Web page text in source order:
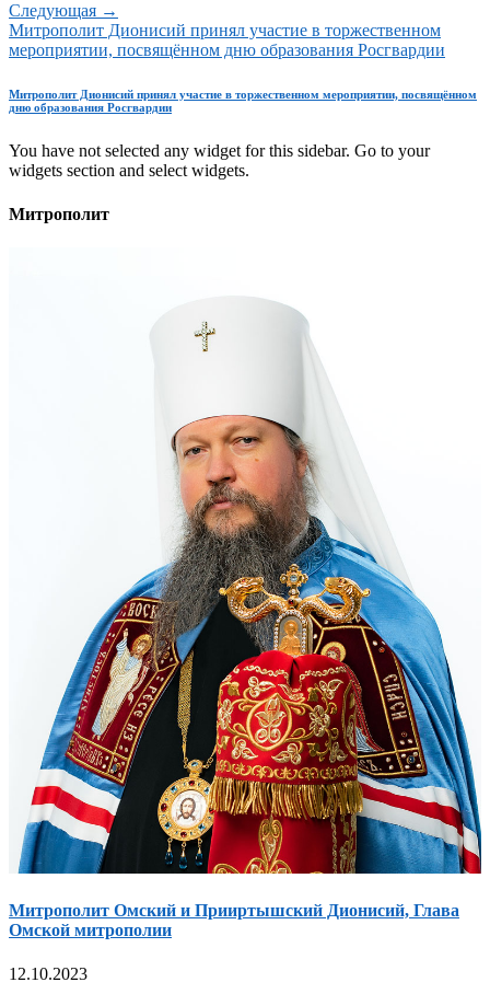
Следующая →
Митрополит Дионисий принял участие в торжественном
мероприятии, посвящённом дню образования Росгвардии
Митрополит Дионисий принял участие в торжественном мероприятии, посвящённом
дню образования Росгвардии
You have not selected any widget for this sidebar. Go to your
widgets section and select widgets.
Митрополит
Митрополит Омский и Прииртышский Дионисий, Глава
Омской митрополии
12.10.2023